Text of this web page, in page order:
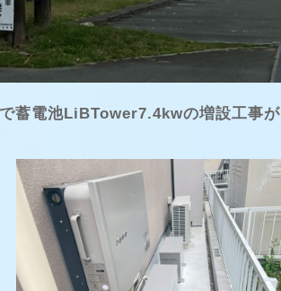
蓄電池LiBTower7.4kwの増設工事が